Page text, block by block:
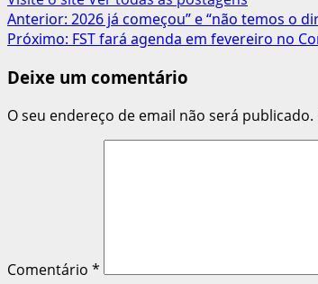
Navegação
de
artigos
Anterior: 2026 já começou” e “não temos o
Próximo: FST fará agenda em fevereiro no
Deixe um comentário
O seu endereço de email não será publicado.
Comentário *